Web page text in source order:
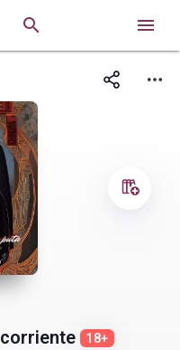
 
corriente 18+